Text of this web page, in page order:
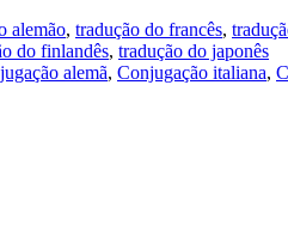
alemão, tradução do francês,
do finlandês, tradução do japonês
alemã, Conjugação italiana,